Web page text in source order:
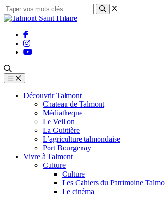
Découvrir Talmont
Chateau de Talmont
Médiatheque
Le Veillon
La Guittière
L’agriculture talmondaise
Port Bourgenay
Vivre à Talmont
Culture
Culture
Les Cahiers du Patrimoine
Le cinéma